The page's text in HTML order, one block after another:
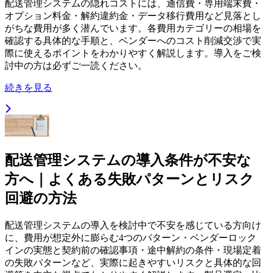
配送管理システムの隠れコストには、通信費・専用端末費・
オプション料金・解約違約金・データ移行費用など見落とし
がちな費用が多く潜んでいます。各費用カテゴリーの相場を
確認する具体的な手順と、ベンダーへのコスト削減交渉で実
際に使えるポイントをわかりやすく解説します。導入をご検
討中の方は必ずご一読ください。
続きを見る
配送管理システムの導入条件が不安な
方へ｜よくある失敗パターンとリスク
回避の方法
配送管理システムの導入を検討中で不安を感じている方向け
に、費用が想定外に膨らむ4つのパターン・ベンダーロック
インの実態と契約前の確認事項・途中解約の条件・現場定着
の失敗パターンなど、実際に起きやすいリスクと具体的な回